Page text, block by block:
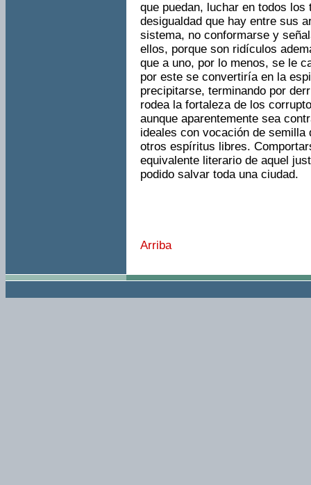
que puedan, luchar en todos
desigualdad que hay entre sus
sistema, no conformarse y
ellos, porque son ridículos
que a uno, por lo menos, se le
por este se convertiría en la
precipitarse, terminando por
rodea la fortaleza de los
aunque aparentemente sea
ideales con vocación de
otros espíritus libres.
equivalente literario de aquel
podido salvar toda una ciudad.
Arriba